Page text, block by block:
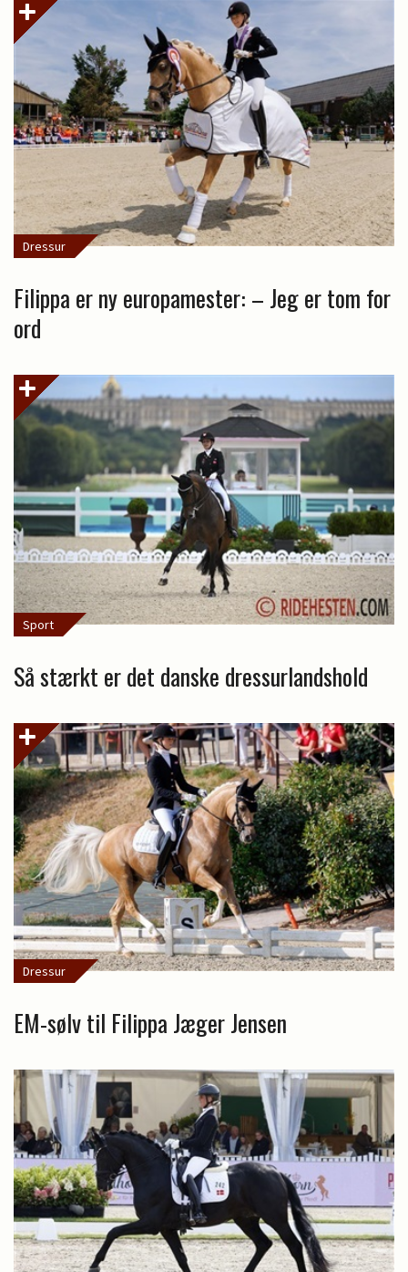
Dressur
Filippa er ny europamester: – Jeg er tom for
ord
Sport
Så stærkt er det danske dressurlandshold
Dressur
EM-sølv til Filippa Jæger Jensen